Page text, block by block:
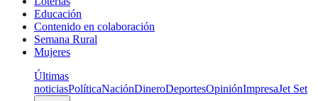
Educación
Contenido en colaboración
Semana Rural
Mujeres
Últimas
noticiasPolíticaNaciónDineroDeportesOpiniónImpresaJet Set